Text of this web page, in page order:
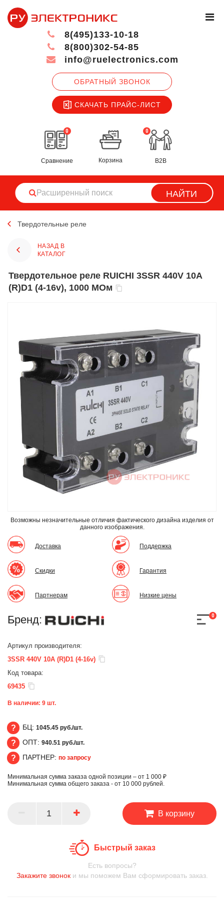
ОБРАТНЫЙ ЗВОНОК
СКАЧАТЬ ПРАЙС-ЛИСТ
8(495)133-10-18
8(800)302-54-85
info@ruelectronics.com
0
Сравнение
0
Корзина B2B
НАЙТИ
Твердотельные реле
НАЗАД В
КАТАЛОГ
Твердотельное реле RUICHI 3SSR 440V 10A
(R)D1 (4-16v), 1000 МОм
Возможны незначительные отличия фактического дизайна изделия от
данного изображения.
Доставка
Скидки
Партнерам
Поддержка
Гарантия
Низкие цены
Бренд: 0
Артикул производителя:
3SSR 440V 10A (R)D1 (4-16v)
Код товара:
69435
В наличии: 9 шт.
БЦ
БЦ: 1045.45 руб./шт.
ОПТ
ОПТ: 940.51 руб./шт.
ПАРТНЕР
ПАРТНЕР: по запросу
Минимальная сумма заказа одной позиции – от 1 000 ₽
Минимальная сумма общего заказа - от 10 000 рублей.
В корзину
Быстрый заказ
Есть вопросы?
Закажите звоноки мы поможем Вам сформировать заказ.